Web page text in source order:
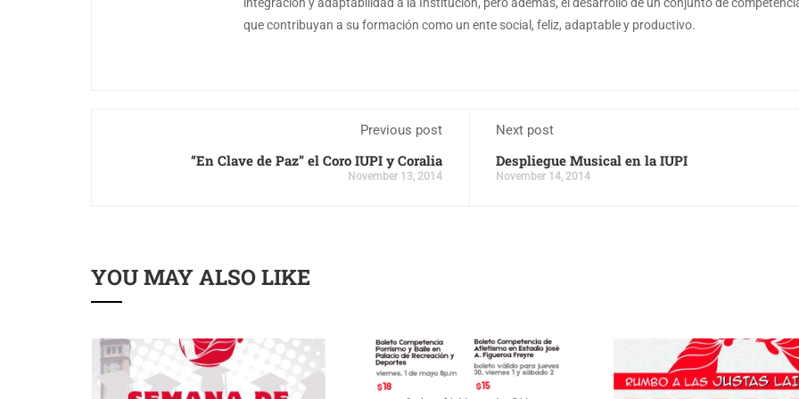
que contribuyan a su formación como un ente social, feliz, adaptable y productivo.
Previous post
“En Clave de Paz” el Coro IUPI y Coralia
November 13, 2014
Next post
Despliegue Musical en la IUPI
November 14, 2014
YOU MAY ALSO LIKE